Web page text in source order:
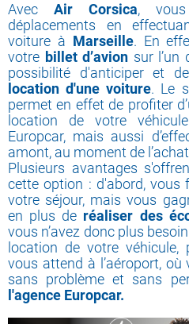
Avec Air Corsica,
déplacements en
voiture à Marseille. En
votre billet d’avion sur l’un
possibilité d'anticiper et
location d'une voiture. Le
permet en effet de profiter
location de votre
Europcar, mais aussi
amont, au moment de
Plusieurs avantages
cette option : d'abord, vous
votre séjour, mais vous
en plus de réaliser des
vous n’avez donc plus
location de votre
vous attend à l’aéroport,
sans problème et sans
l'agence Europcar.